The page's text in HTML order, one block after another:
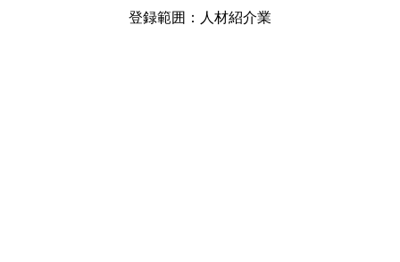
登録範囲：人材紹介業